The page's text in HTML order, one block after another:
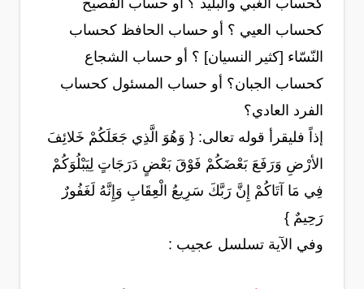
كحساب الغبي والبليد ؟ أو حساب الفصيح
كحساب العيي ؟ أو حساب الحافظ كحساب
النّسّاء [كثير النسيان] ؟ أو حساب الشجاع
كحساب الجبان؟ أو حساب المسئول كحساب
الفرد العادي؟
إذاً فليقرأ قوله تعالى: { ‏وَهُوَ الَّذِي جَعَلَكُمْ خَلائِفَ
الأرْضِ وَرَفَعَ بَعْضَكُمْ فَوْقَ بَعْضٍ دَرَجَاتٍ لِيَبْلُوَكُمْ
فِي مَا آتَاكُمْ إِنَّ رَبَّكَ سَرِيعُ الْعِقَابِ وَإِنَّهُ لَغَفُورٌ
رَحِيمٌ }
وفي الآية تسلسل عجيب :